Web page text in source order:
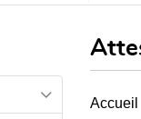
Accueil